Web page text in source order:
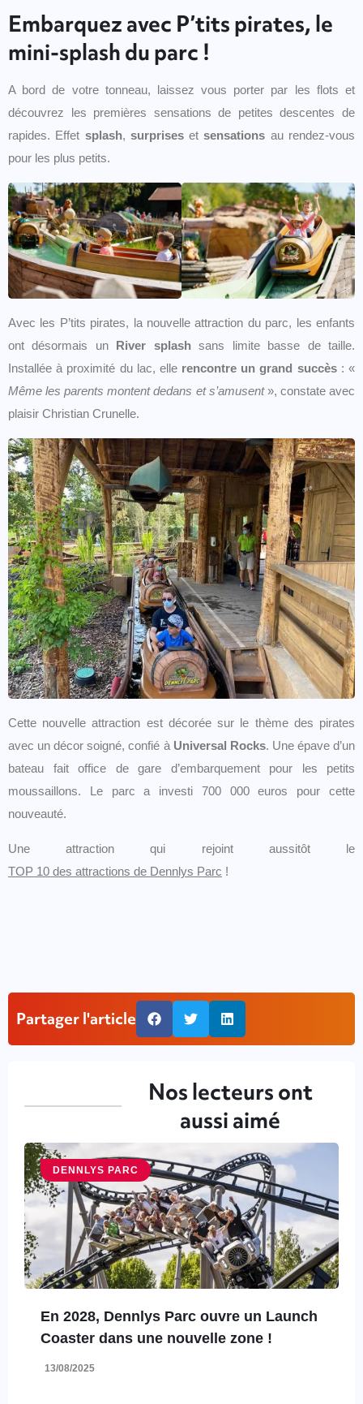
Embarquez avec P’tits pirates, le
mini-splash du parc !
A bord de votre tonneau, laissez vous porter par les flots et
découvrez les premières sensations de petites descentes de
rapides. Effet splash, surprisesetsensations au rendez-vous
pour les plus petits.
Avec les P’tits pirates, la nouvelle attraction du parc, les enfants
ont désormais un River splashsans limite basse de taille.
Installée à proximité du lac, elle rencontre un grand succès: «
Même les parents montent dedans et s’amusent», constate avec
plaisir Christian Crunelle.
Cette nouvelle attraction est décorée sur le thème des pirates
avec un décor soigné, confié à Universal Rocks. Une épave d’un
bateau fait office de gare d’embarquement pour les petits
moussaillons. Le parc a investi 700 000 euros pour cette
nouveauté.
Une attraction qui rejoint aussitôt le
TOP 10 des attractions de Dennlys Parc !
Partager l'article
Nos lecteurs ont
aussi aimé
DENNLYS PARC
En 2028, Dennlys Parc ouvre un Launch
Coaster dans une nouvelle zone !
13/08/2025